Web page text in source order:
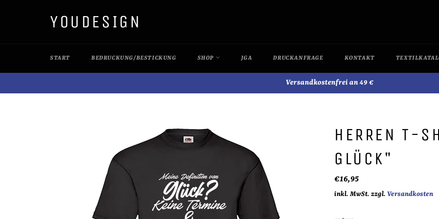
YOUDESIGN
START BEDRUCKUNG/BESTICKUNG SHOP JGA DRUCKANFRAGE KONTAKT
Versandkostenfrei an 49 €
HERREN T-
GLÜCK"
Normaler
€16,95
inkl. MwSt. zzgl. Versandkosten